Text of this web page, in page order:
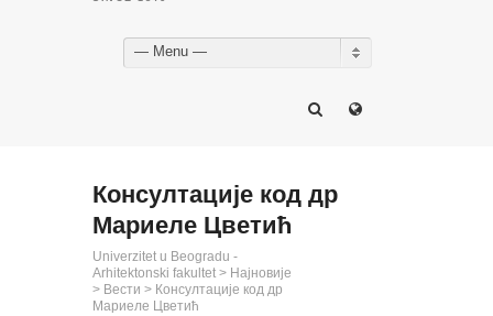
— Menu —
Консултације код др
Мариеле Цветић
Univerzitet u Beogradu -
Arhitektonski fakultet > Најновије
> Вести > Консултације код др
Мариеле Цветић